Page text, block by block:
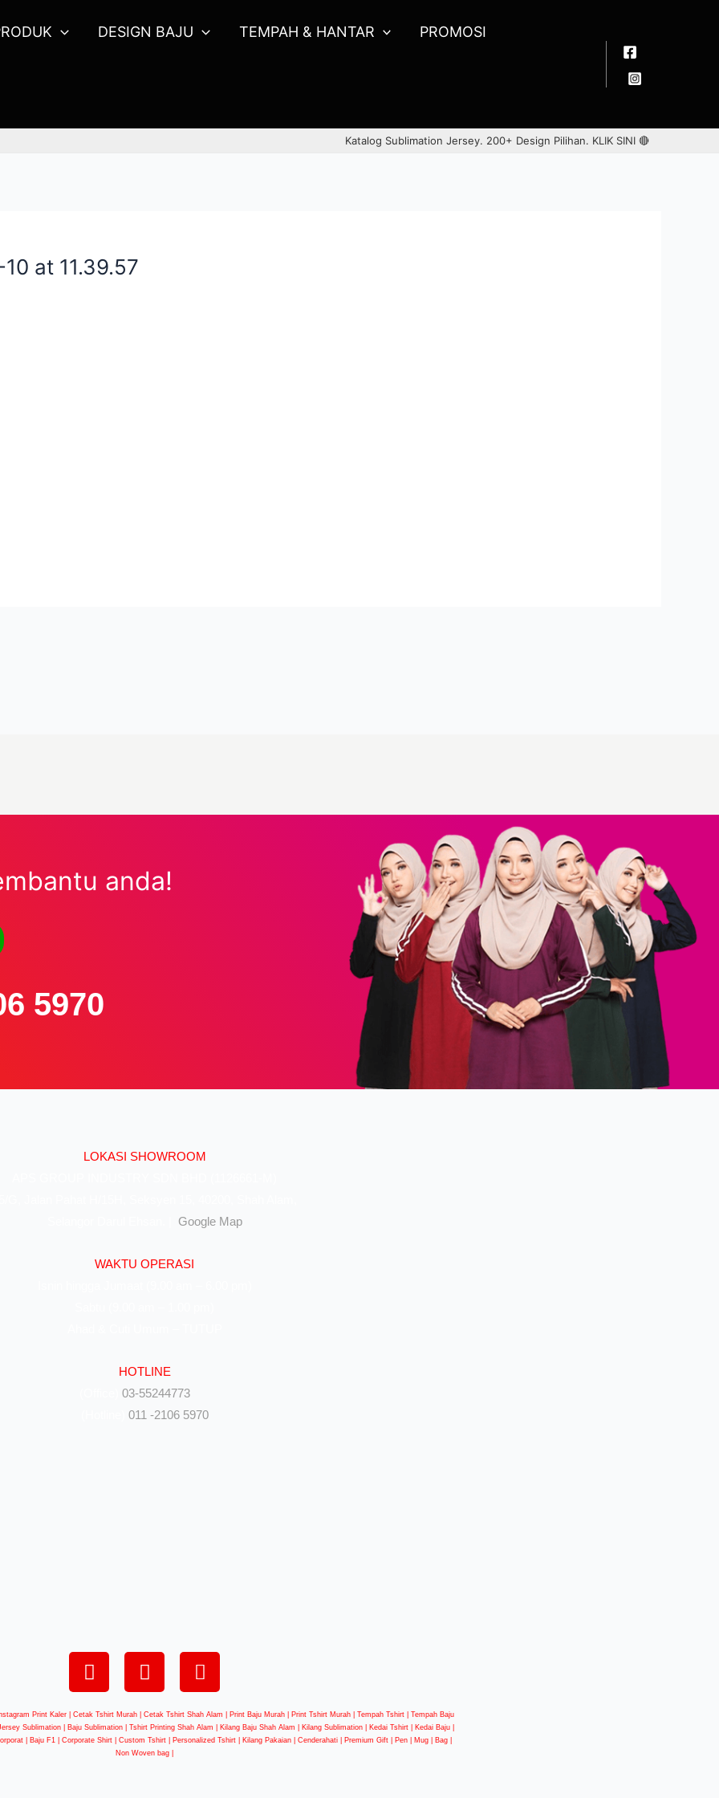
DESIGN BAJU TEMPAH & HANTAR PROMOSI
Katalog Sublimation Jersey. 200+ Design Pilihan. KLIK SINI 🔴
at 11.39.57
anda!
5970
LOKASI SHOWROOM
Google Map
WAKTU OPERASI
HOTLINE
(Office)03-55244773
011 -2106 5970
Print Kaler | Cetak Tshirt Murah | Cetak Tshirt Shah Alam | Print Baju Murah | Print Tshirt Murah | Tempah Tshirt | Tempah Baju
Sublimation | Baju Sublimation | Tshirt Printing Shah Alam | Kilang Baju Shah Alam | Kilang Sublimation | Kedai Tshirt | Kedai Baju |
| Baju F1 | Corporate Shirt | Custom Tshirt | Personalized Tshirt | Kilang Pakaian | Cenderahati | Premium Gift | Pen | Mug | Bag |
Non Woven bag |